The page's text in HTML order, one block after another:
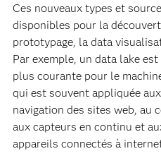
Ces nouveaux types et
disponibles pour la
prototypage, la data
Par exemple, un data lake
plus courante pour le
qui est souvent appliquée
navigation des sites web, au
aux capteurs en continu et
appareils connectés à